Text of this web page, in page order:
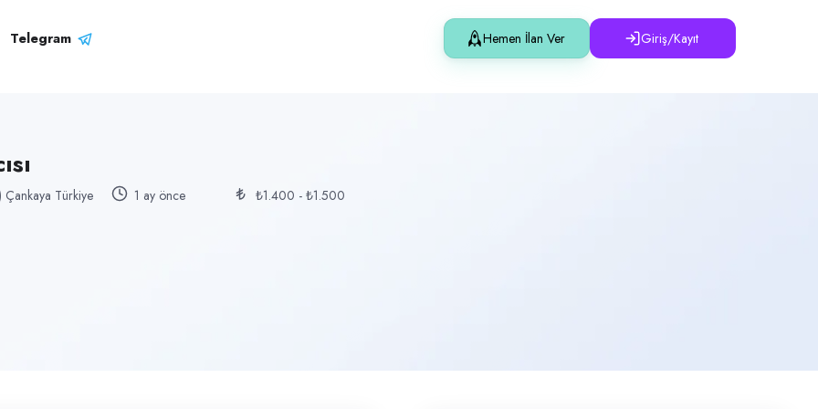
Telegram Hemen İlan Ver Giriş/Kayıt
Çankaya Türkiye 1 ay önce ₺1.400 - ₺1.500